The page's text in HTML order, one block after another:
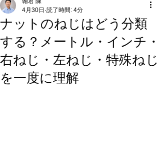
ナットのねじはどう分類
する？メートル・インチ・
右ねじ・左ねじ・特殊ねじ
を一度に理解
4月30日 読了時間: 4分